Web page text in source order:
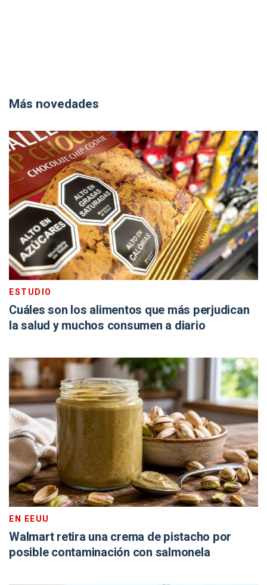
Más novedades
ESTUDIO
Cuáles son los alimentos que más perjudican
la salud y muchos consumen a diario
EN EEUU
Walmart retira una crema de pistacho por
posible contaminación con salmonela